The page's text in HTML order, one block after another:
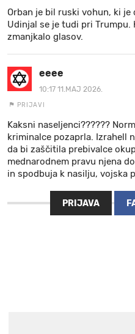
Orban je bil ruski vohun, ki
Udinjal se je tudi pri Trumpu.
zmanjkalo glasov.
eeee
10:17 11.MAJ 2026.
PRIJAVI
Kaksni naseljenci??????
kriminalce pozaprla. Izrahell
da bi zaščitila prebivalce
mednarodnem pravu njena
in spodbuja k nasilju, vojska
PRIJAVA